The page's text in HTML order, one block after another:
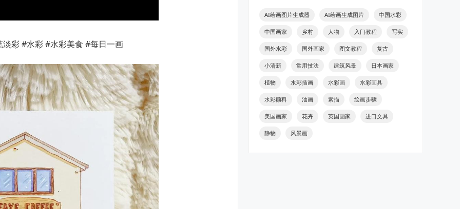
彩 #水彩 #水彩美食 #每日一画
AI绘画图片生成器 AI绘画生成图片 中国水彩
中国画家 乡村 人物 入门教程 写实
国外水彩 国外画家 图文教程 复古
小清新 常用技法 建筑风景 日本画家
植物 水彩插画 水彩画 水彩画具
水彩颜料 油画 素描 绘画步骤
美国画家 花卉 英国画家 进口文具
静物 风景画